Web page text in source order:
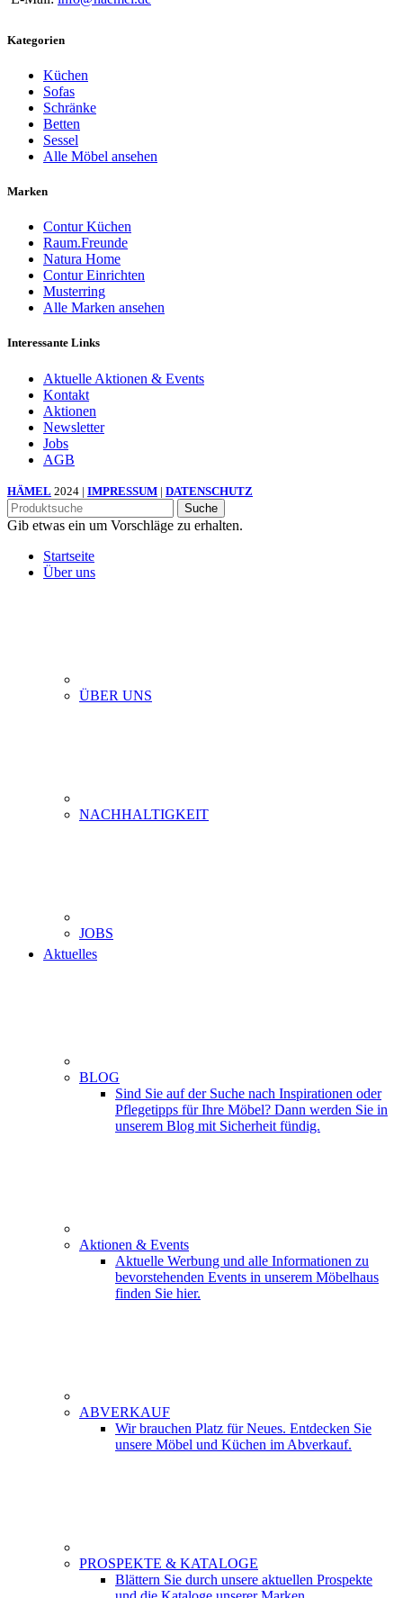
Kategorien
Küchen
Sofas
Schränke
Betten
Sessel
Alle Möbel ansehen
Marken
Contur Küchen
Raum.Freunde
Natura Home
Contur Einrichten
Musterring
Alle Marken ansehen
Interessante Links
Aktuelle Aktionen & Events
Kontakt
Aktionen
Newsletter
Jobs
AGB
HÄMEL 2024 | IMPRESSUM | DATENSCHUTZ
Suche
Gib etwas ein um Vorschläge zu erhalten.
Startseite
Über uns
ÜBER UNS
NACHHALTIGKEIT
JOBS
Aktuelles
BLOG
Sind Sie auf der Suche nach Inspirationen oder
Pflegetipps für Ihre Möbel? Dann werden Sie in
unserem Blog mit Sicherheit fündig.
Aktionen & Events
Aktuelle Werbung und alle Informationen zu
bevorstehenden Events in unserem Möbelhaus
finden Sie hier.
ABVERKAUF
Wir brauchen Platz für Neues. Entdecken Sie
unsere Möbel und Küchen im Abverkauf.
PROSPEKTE & KATALOGE
Blättern Sie durch unsere aktuellen Prospekte